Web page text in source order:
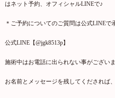
はネット予約、オフィシャルLINEで♪
＊ご予約についてのご質問は公式LINEで
公式LINE【@jgk8513p】
施術中はお電話に出られない事がございま
お名前とメッセージを残してくだされば